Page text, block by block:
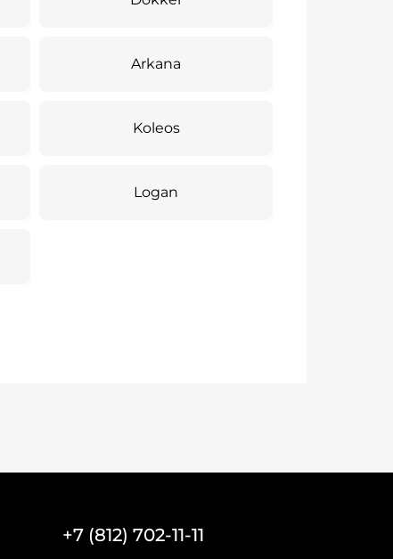
Arkana
Koleos
Logan
+7 (812) 702-11-11